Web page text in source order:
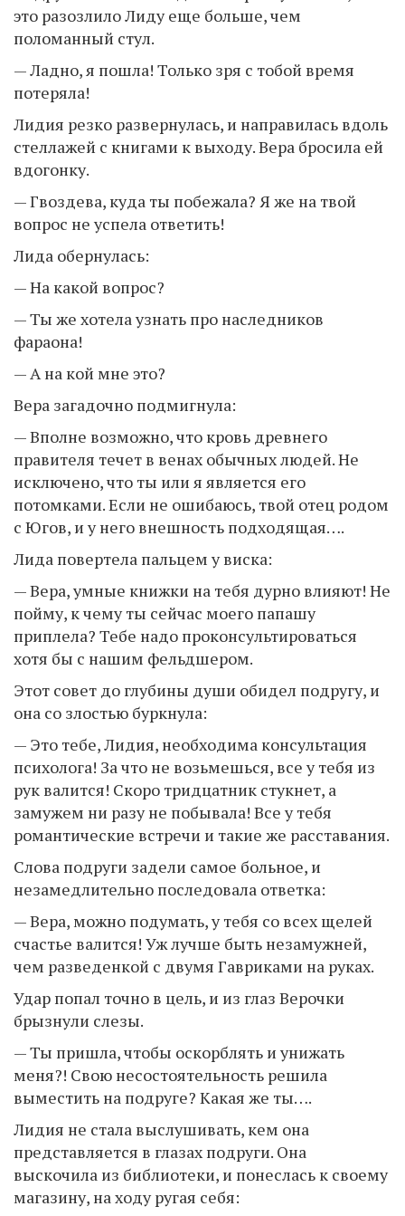
это разозлило Лиду еще больше, чем
поломанный стул.
— Ладно, я пошла! Только зря с тобой время
потеряла!
Лидия резко развернулась, и направилась вдоль
стеллажей с книгами к выходу. Вера бросила ей
вдогонку.
— Гвоздева, куда ты побежала? Я же на твой
вопрос не успела ответить!
Лида обернулась:
— На какой вопрос?
— Ты же хотела узнать про наследников
фараона!
— А на кой мне это?
Вера загадочно подмигнула:
— Вполне возможно, что кровь древнего
правителя течет в венах обычных людей. Не
исключено, что ты или я является его
потомками. Если не ошибаюсь, твой отец родом
с Югов, и у него внешность подходящая….
Лида повертела пальцем у виска:
— Вера, умные книжки на тебя дурно влияют! Не
пойму, к чему ты сейчас моего папашу
приплела? Тебе надо проконсультироваться
хотя бы с нашим фельдшером.
Этот совет до глубины души обидел подругу, и
она со злостью буркнула:
— Это тебе, Лидия, необходима консультация
психолога! За что не возьмешься, все у тебя из
рук валится! Скоро тридцатник стукнет, а
замужем ни разу не побывала! Все у тебя
романтические встречи и такие же расставания.
Слова подруги задели самое больное, и
незамедлительно последовала ответка:
— Вера, можно подумать, у тебя со всех щелей
счастье валится! Уж лучше быть незамужней,
чем разведенкой с двумя Гавриками на руках.
Удар попал точно в цель, и из глаз Верочки
брызнули слезы.
— Ты пришла, чтобы оскорблять и унижать
меня?! Свою несостоятельность решила
выместить на подруге? Какая же ты….
Лидия не стала выслушивать, кем она
представляется в глазах подруги. Она
выскочила из библиотеки, и понеслась к своему
магазину, на ходу ругая себя: